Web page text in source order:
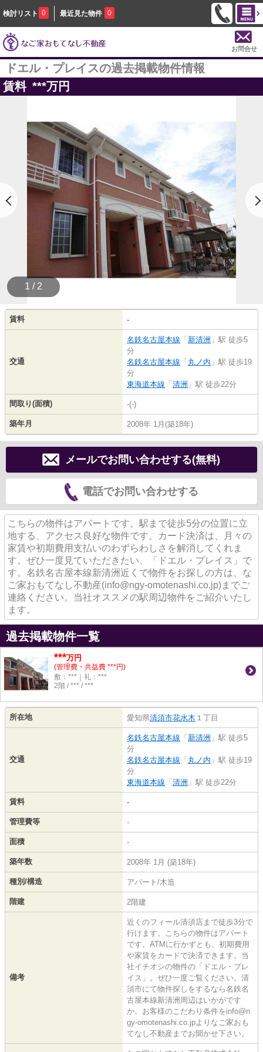
検討リスト 0 最近見た物件 0
お問合せ
ドエル・プレイスの過去掲載物件情報
賃料 ***万円
1 / 2
賃料 -
交通
名鉄名古屋本線 「 新清洲 」駅 徒歩5
分
名鉄名古屋本線 「 丸ノ内 」駅 徒歩19
分
東海道本線 「 清洲 」駅 徒歩22分
間取り(面積) -(-)
築年月 2008年 1月(築18年)
メールでお問い合わせする(無料)
電話でお問い合わせする
こちらの物件はアパートです。駅まで徒歩5分の位置に立
地する、アクセス良好な物件です。カード決済は、月々の
家賃や初期費用支払いのわずらわしさを解消してくれま
す。ぜひ一度見ていただきたい、「ドエル・プレイス」で
す。名鉄名古屋本線新清洲近くで物件をお探しの方は、な
ご家おもてなし不動産(info@ngy-omotenashi.co.jp)までご
連絡ください。当社オススメの駅周辺物件をご紹介いたし
ます。
過去掲載物件一覧
***万円
(管理費・共益費 ***円)
敷：***｜礼：***
2階 / *** / ***
所在地 愛知県清須市花水木 １丁目
交通
名鉄名古屋本線 「 新清洲 」駅 徒歩5
分
名鉄名古屋本線 「 丸ノ内 」駅 徒歩19
分
東海道本線 「 清洲 」駅 徒歩22分
賃料 -
管理費等 -
面積 -
築年数 2008年 1月 (築18年)
種別/構造 アパート/木造
階建 2階建
備考
近くのフィール清須店まで徒歩3分で
行けます。こちらの物件はアパート
です。ATMに行かずとも、初期費用
や家賃をカードで決済できます。当
社イチオシの物件の「ドエル・プレ
イス」。ぜひ一度ご覧ください。清
須市にて物件探しをするなら名鉄名
古屋本線新清洲周辺はいかがです
か。お客様のこだわり条件をinfo@n
gy-omotenashi.co.jpよりなご家おも
てなし不動産までお聞かせ下さい。